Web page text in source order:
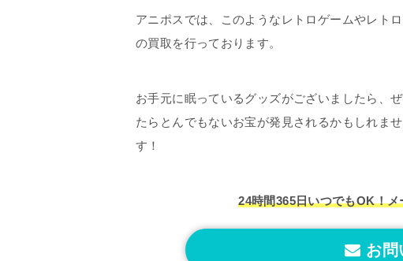
アニポスでは、このようなレトロゲームやレト
の買取を行っております。
お手元に眠っているグッズがございましたら、
たらとんでもないお宝が発見されるかもしれま
す！
24時間365日いつでもOK！メ
お問